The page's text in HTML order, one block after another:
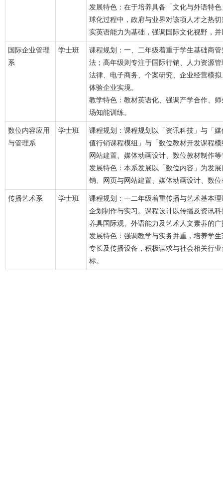
发展特色：在于培养具备「文化与外语特
球化过程中，政府与业界对该项人才之热
实英语能力为基础，强调国际文化视野，
国际企业管理
系
学士班
课程规划：一、二年级着重于学生基础商
法；高年级则专注于国际行销、人力资源
法律、电子商务、个案研究、企业经营模
体验企业实境。
教学特色：教材英语化、强调产学合作、
场知能训练。
数位内容应用
与管理系
学士班
课程规划：课程规划以「资讯科技」与「
值行销课程模组」与「数位教材开发课程
网站建置、媒体动画设计、数位教材制作
发展特色：本系发展以「数位内容」为发
销、网页与网站建置、媒体动画设计、数
传播艺术系 学士班
课程规划：一二年级着重传播与艺术基本
企划制作与实习。课程设计以传播及资讯
养具国际观、外语能力及艺术人文素养的
发展特色：强调教学与实务并重，培养学
专长及传播设备，积极谋求与社会相关行
标。